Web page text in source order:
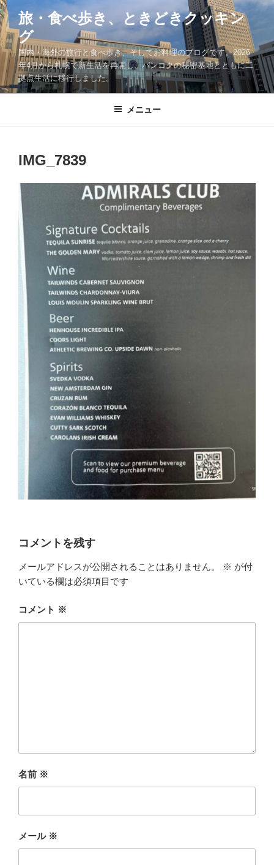
コ
ン
テ
ン
ツ
へ
ス
旅・食べ歩き、ときどきクッキン
グ
国内・海外の旅行と食べ歩き、そしてお料理のブログです。2026
年4月から札幌で新生活を再開し、バンコクの秘密基地とともに二
拠点生活に移行しました。
メニュー
IMG_7839
コメントを残す
メールアドレスが公開されることはありません。 ※ が付
いている欄は必須項目です
コメント ※
名前 ※
メール ※